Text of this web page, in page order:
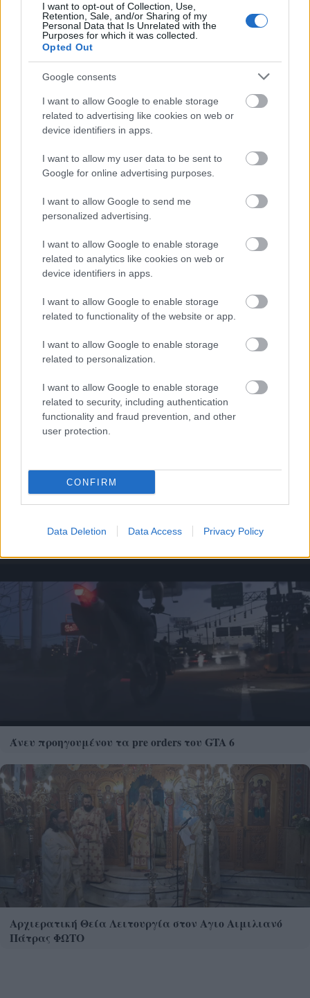
I want to opt-out of Collection, Use,
Retention, Sale, and/or Sharing of my
Personal Data that Is Unrelated with the
Purposes for which it was collected.
Opted Out
Google consents
I want to allow Google to enable storage
related to advertising like cookies on web or
device identifiers in apps.
I want to allow my user data to be sent to
Google for online advertising purposes.
I want to allow Google to send me
personalized advertising.
I want to allow Google to enable storage
related to analytics like cookies on web or
device identifiers in apps.
I want to allow Google to enable storage
related to functionality of the website or app.
I want to allow Google to enable storage
related to personalization.
I want to allow Google to enable storage
related to security, including authentication
functionality and fraud prevention, and other
user protection.
CONFIRM
Data Deletion Data Access Privacy Policy
Η Apple αποφασίζει ποιος μένει και ποιος φεύγει και
οι κανόνες δεν είναι ίδιοι για όλους
Η Γιορτή Θράψαλου στην Αβυθο με γεύση και χορό
Το άθλημα της μακροζωίας: Χαρίζει έως και 5
επιπλέον χρόνια ζωής
Άνευ προηγουμένου τα pre orders του GTA 6
Αρχιερατική Θεία Λειτουργία στον Αγιο Αιμιλιανό
Πάτρας ΦΩΤΟ